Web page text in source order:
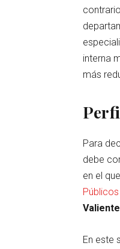
interna
más
Para
debe
en el
Valiente
En este